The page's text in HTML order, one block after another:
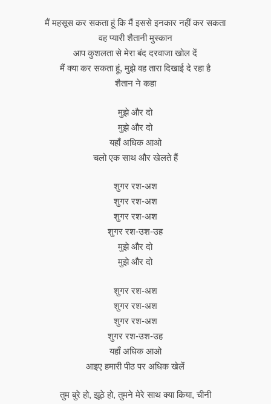
मैं महसूस कर सकता हूं कि मैं इससे इनकार नहीं कर सकता
वह प्यारी शैतानी मुस्कान
आप कुशलता से मेरा बंद दरवाजा खोल दें
मैं क्या कर सकता हूं, मुझे वह तारा दिखाई दे रहा है
शैतान ने कहा
मुझे और दो
मुझे और दो
यहाँ अधिक आओ
चलो एक साथ और खेलते हैं
शुगर रश-अश
शुगर रश-अश
शुगर रश-अश
शुगर रश-उश-उह
मुझे और दो
मुझे और दो
शुगर रश-अश
शुगर रश-अश
शुगर रश-अश
शुगर रश-उश-उह
यहाँ अधिक आओ
आइए हमारी पीठ पर अधिक खेलें
तुम बुरे हो, झूठे हो, तुमने मेरे साथ क्या किया, चीनी